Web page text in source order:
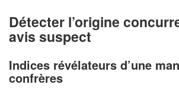
Détecter l’origine
avis suspect
Indices révélateurs d’une
confrères